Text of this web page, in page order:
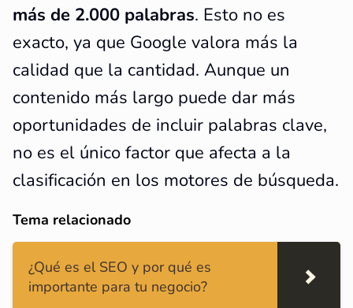
más de 2.000 palabras. Esto no es
exacto, ya que Google valora más la
calidad que la cantidad. Aunque un
contenido más largo puede dar más
oportunidades de incluir palabras clave,
no es el único factor que afecta a la
clasificación en los motores de búsqueda.
Tema relacionado
¿Qué es el SEO y por qué es
importante para tu negocio?